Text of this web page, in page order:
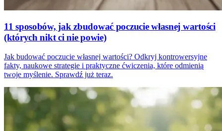
11 sposobów, jak zbudować poczucie własnej wartości
(których nikt ci nie powie)
Jak budować poczucie własnej wartości? Odkryj kontrowersyjne
fakty, naukowe strategie i praktyczne ćwiczenia, które odmienią
twoje myślenie. Sprawdź już teraz.